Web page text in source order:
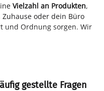
Vielzahl an Produkten,
Zuhause oder dein Büro
und Ordnung sorgen. Wir
gestellte Fragen